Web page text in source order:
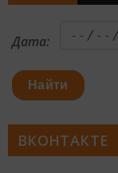
Дата:
Найти
ВКОНТАКТЕ